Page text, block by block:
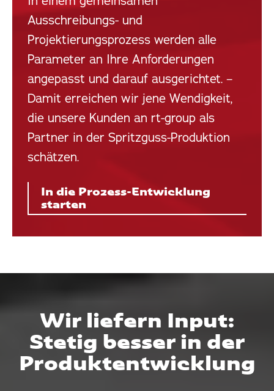
Ausschreibungs- und
Projektierungsprozess werden alle
Parameter an Ihre Anforderungen
angepasst und darauf ausgerichtet. –
Damit erreichen wir jene Wendigkeit,
die unsere Kunden an rt-group als
Partner in der Spritzguss-Produktion
schätzen.
In die Prozess-Entwicklung
starten
Wir liefern Input:
Stetig besser in der
Produktentwicklung